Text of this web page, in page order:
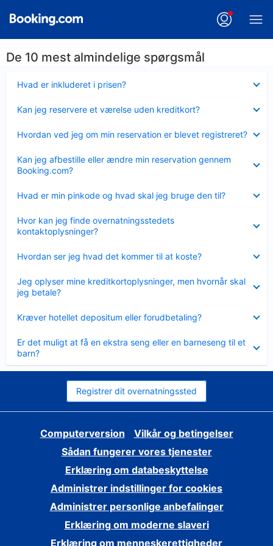
De 10 mest almindelige spørgsmål
Hvad er inkluderet i prisen?
Kan jeg reservere et værelse uden kreditkort?
Hvordan ved jeg om min reservation er blevet registreret?
Kan jeg afbestille eller ændre min reservation gennem
Booking.com?
Hvad er min pinkode og hvad skal jeg bruge den til?
Hvor kan jeg finde overnatningsstedets
kontaktoplysninger?
Hvordan ser jeg hvad det kommer til at koste?
Jeg oplyser mine kreditkortoplysninger, men hvornår skal
jeg betale?
Kræver hotellet depositum eller forudbetaling?
Er det muligt at få en ekstra seng eller en barneseng til et
barn?
Registrer dit overnatningssted
Computerversion
Vilkår og betingelser
Sådan fungerer vores tjenester
Erklæring om databeskyttelse
Administrer indstillinger for cookies
Administrer personlige anbefalinger
Erklæring om moderne slaveri
Erklæring om menneskerettigheder